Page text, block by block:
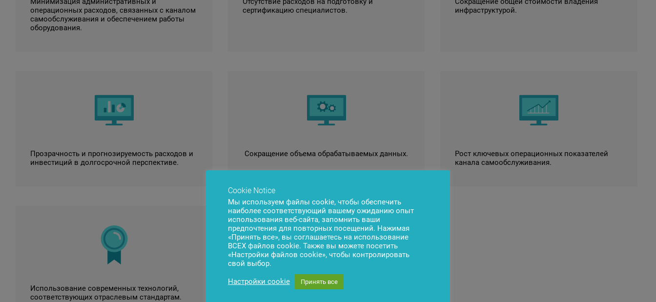
операционных расходов, связанных с каналом
самообслуживания и обеспечением работы
оборудования.
сертификацию специалистов.
инфраструктурой.
Прозрачность и прогнозируемость расходов и
инвестиций в долгосрочной перспективе.
Сокращение объема обрабатываемых данных.
Рост ключевых операционных показателей
канала самообслуживания.
Использование современных технологий,
соответствующих отраслевым стандартам.
Концентрация ресурсов на профильной
Cookie Notice
Мы используем файлы cookie, чтобы обеспечить
наиболее соответствующий вашему ожиданию опыт
использования веб-сайта, запомнить ваши
предпочтения для повторных посещений. Нажимая
«Принять все», вы соглашаетесь на использование
ВСЕХ файлов cookie. Также вы можете посетить
«Настройки файлов cookie», чтобы контролировать
свой выбор.
Настройки cookie Принять все